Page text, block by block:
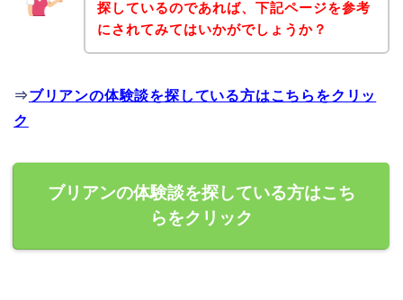
探しているのであれば、下記ページを参考
にされてみてはいかがでしょうか？
⇒ブリアンの体験談を探している方はこちらをクリッ
ク
ブリアンの体験談を探している方はこち
らをクリック